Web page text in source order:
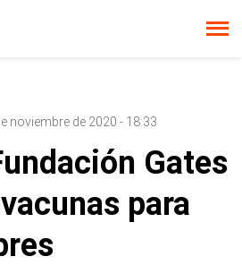
noviembre de 2020 - 18:33
Gates
para